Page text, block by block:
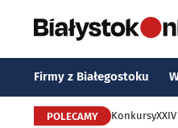
Firmy z Białegostoku
POLECAMY Konkursy